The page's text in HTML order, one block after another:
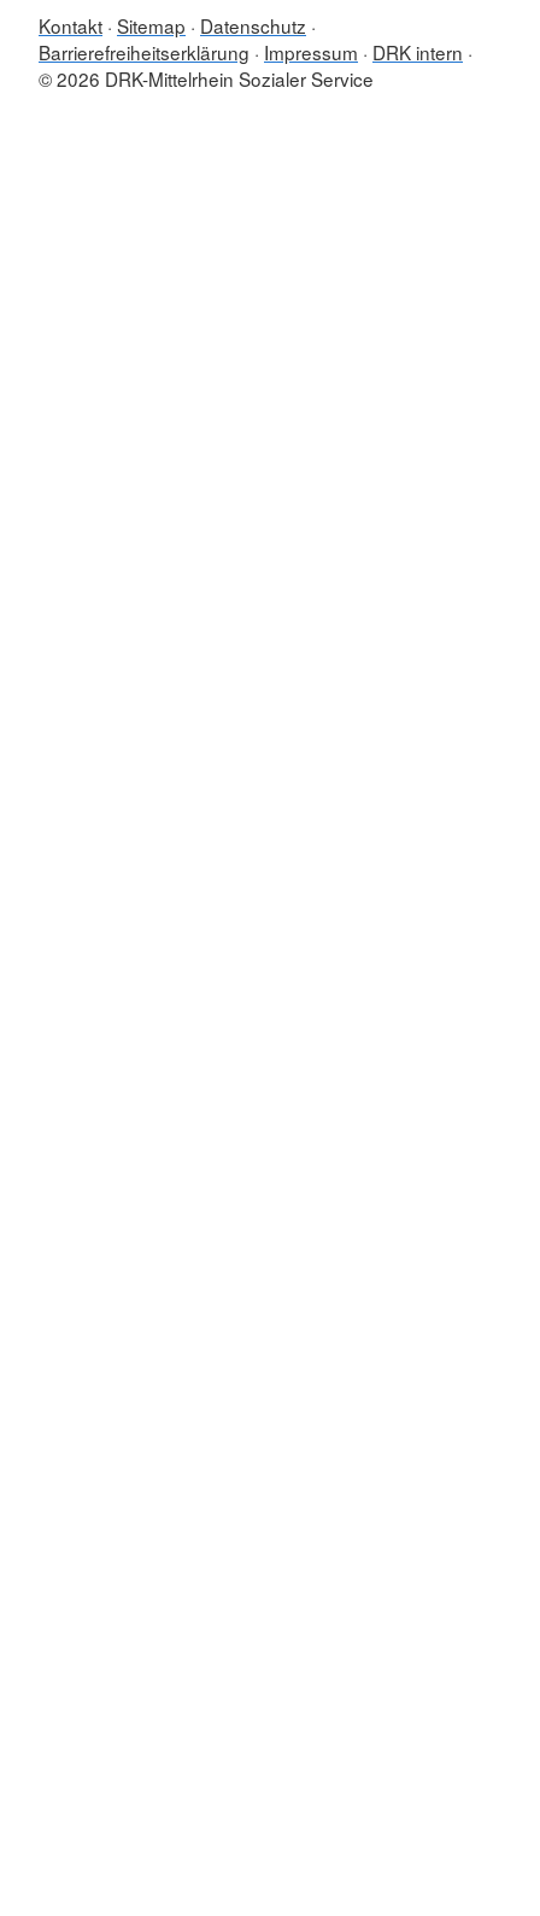
Kontakt Sitemap
Datenschutz
Barrierefreiheitserklärung
Impressum
DRK intern
© 2026 DRK-Mittelrhein Sozialer Service